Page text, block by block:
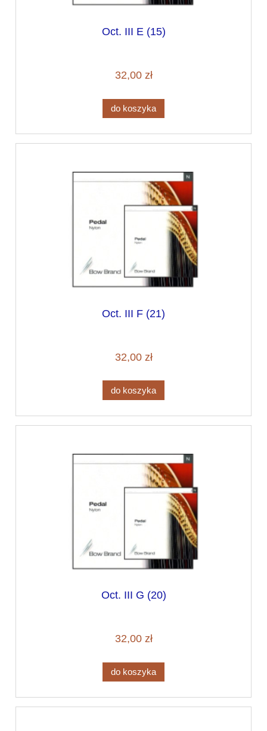
Oct. III E (15)
32,00 zł
do koszyka
Oct. III F (21)
32,00 zł
do koszyka
Oct. III G (20)
32,00 zł
do koszyka